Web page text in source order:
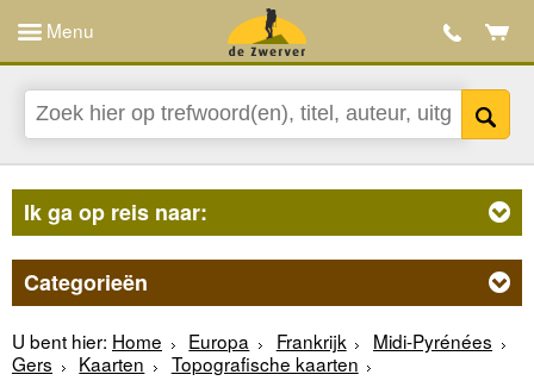
Menu
Ik ga op reis naar:
Categorieën
U bent hier: Home Europa Frankrijk
Midi-Pyrénées
Gers
Kaarten Topografische kaarten